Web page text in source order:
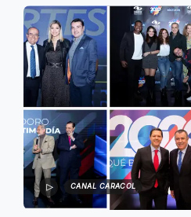
CANAL CARACOL